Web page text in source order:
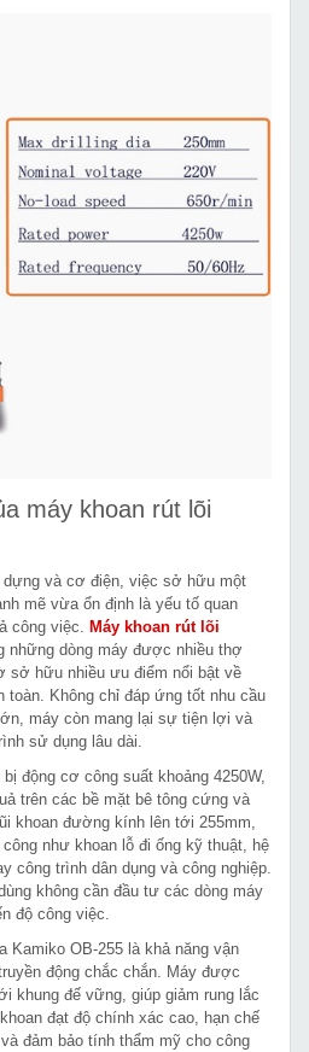
máy khoan rút lõi
và cơ điện, việc sở hữu một
mẽ vừa ổn định là yếu tố quan
công việc.
Máy khoan rút lõi
những dòng máy được nhiều thợ
sở hữu nhiều ưu điểm nổi bật về
toàn. Không chỉ đáp ứng tốt nhu cầu
máy còn mang lại sự tiện lợi và
sử dụng lâu dài.
động cơ công suất khoảng 4250W,
trên các bề mặt bê tông cứng và
khoan đường kính lên tới 255mm,
như khoan lỗ đi ống kỹ thuật, hệ
công trình dân dụng và công nghiệp.
không cần đầu tư các dòng máy
độ công việc.
Kamiko OB-255 là khả năng vận
động chắc chắn. Máy được
khung đế vững, giúp giảm rung lắc
đạt độ chính xác cao, hạn chế
đảm bảo tính thẩm mỹ cho công